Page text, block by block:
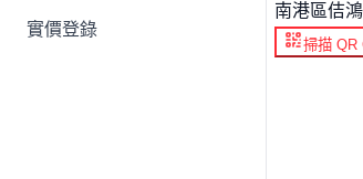
實價登錄
南港區佶
掃描 QR